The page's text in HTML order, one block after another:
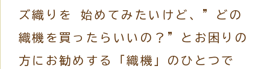
ズ織りを 始めてみたいけど、”どの
織機を買ったらいいの？”とお困りの
方にお勧めする「織機」のひとつで